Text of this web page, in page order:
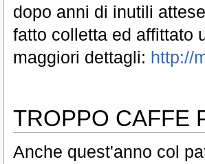
dopo anni di inutili
fatto colletta ed affittato
maggiori dettagli: http://
TROPPO CAFFE
Anche quest'anno col